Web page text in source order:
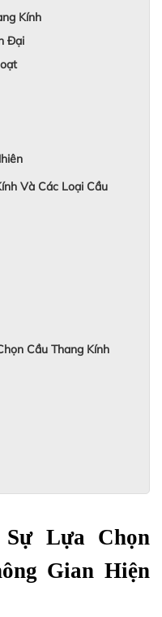
Kính
Đại
Và Các Loại Cầu
Cầu Thang Kính
Lựa Chọn
Gian Hiện